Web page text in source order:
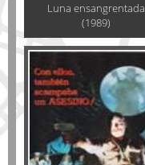
Luna ensangrentada
(1989)